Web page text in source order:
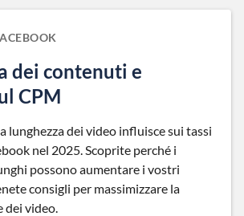
dei contenuti e
CPM
lunghezza dei video influisce sui tassi
nel 2025. Scoprite perché i
possono aumentare i vostri
consigli per massimizzare la
dei video.